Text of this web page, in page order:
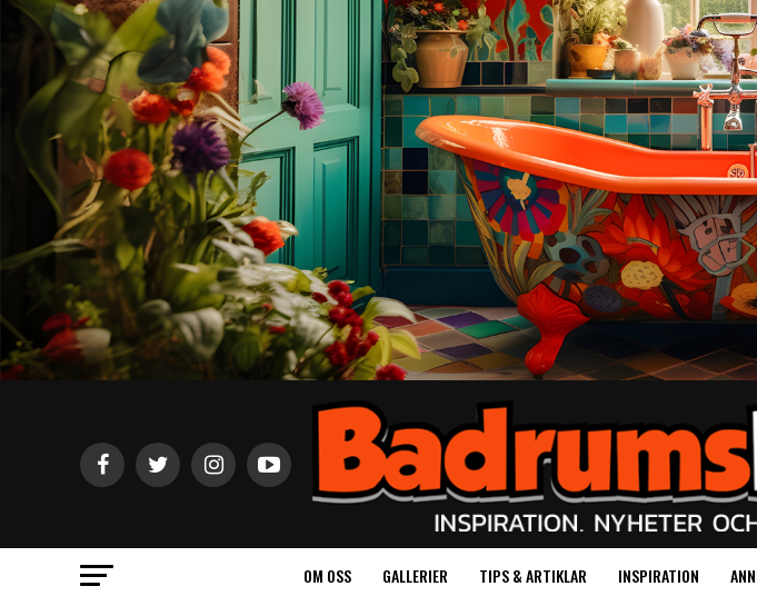
OM OSS GALLERIER TIPS & ARTIKLAR INSPIRATION